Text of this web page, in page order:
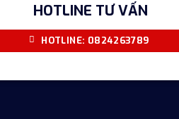
HOTLINE TƯ VẤN
HOTLINE: 0824263789